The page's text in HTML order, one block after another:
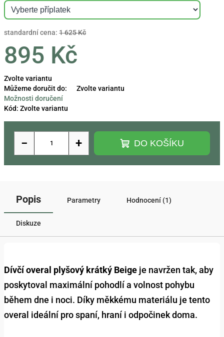
standardní cena: 1 625 Kč
895 Kč
Měrná
cena:
Zvolte variantu
Můžeme doručit do:
Zvolte variantu
Možnosti doručení
Kód: Zvolte variantu
+
− DO KOŠÍKU
Popis Parametry Hodnocení (1)
Diskuze
Dívčí overal plyšový krátký Beige je navržen tak, aby
poskytoval maximální pohodlí a volnost pohybu
během dne i noci. Díky měkkému materiálu je tento
overal ideální pro spaní, hraní i odpočinek doma.